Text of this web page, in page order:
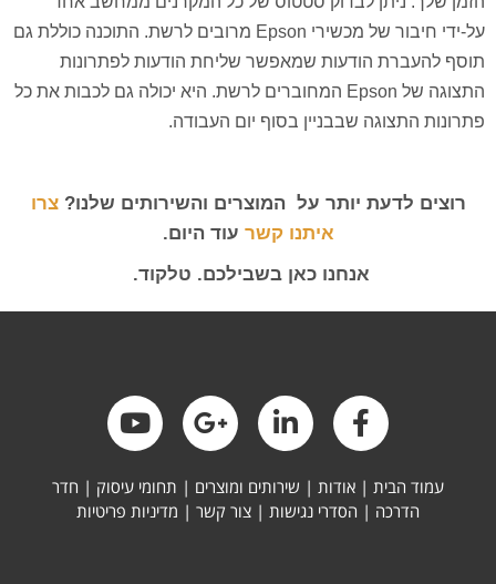
על-ידי חיבור של מכשירי Epson מרובים לרשת. התוכנה כוללת גם
תוסף להעברת הודעות שמאפשר שליחת הודעות לפתרונות
התצוגה של Epson המחוברים לרשת. היא יכולה גם לכבות את כל
פתרונות התצוגה שבבניין בסוף יום העבודה.
רוצים לדעת יותר על המוצרים והשירותים שלנו?צרו
איתנו קשר עוד היום.
אנחנו כאן בשבילכם. טלקוד.
עמוד הבית | אודות | שירותים ומוצרים | תחומי עיסוק | חדר
הדרכה | הסדרי נגישות | צור קשר | מדיניות פריטיות